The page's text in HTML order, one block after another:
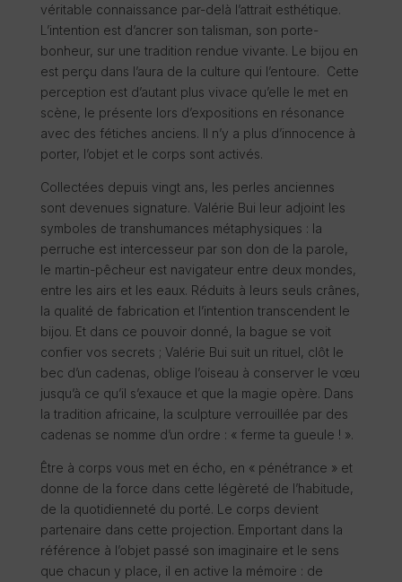
véritable connaissance par-delà l’attrait esthétique.
L’intention est d’ancrer son talisman, son porte-
bonheur, sur une tradition rendue vivante. Le bijou en
est perçu dans l’aura de la culture qui l’entoure. Cette
perception est d’autant plus vivace qu’elle le met en
scène, le présente lors d’expositions en résonance
avec des fétiches anciens. Il n’y a plus d’innocence à
porter, l’objet et le corps sont activés.
Collectées depuis vingt ans, les perles anciennes
sont devenues signature. Valérie Bui leur adjoint les
symboles de transhumances métaphysiques : la
perruche est intercesseur par son don de la parole,
le martin-pêcheur est navigateur entre deux mondes,
entre les airs et les eaux. Réduits à leurs seuls crânes,
la qualité de fabrication et l’intention transcendent le
bijou. Et dans ce pouvoir donné, la bague se voit
confier vos secrets ; Valérie Bui suit un rituel, clôt le
bec d’un cadenas, oblige l’oiseau à conserver le vœu
jusqu’à ce qu’il s’exauce et que la magie opère. Dans
la tradition africaine, la sculpture verrouillée par des
cadenas se nomme d’un ordre : « ferme ta gueule ! ».
Être à corps vous met en écho, en « pénétrance » et
donne de la force dans cette légèreté de l’habitude,
de la quotidienneté du porté. Le corps devient
partenaire dans cette projection. Emportant dans la
référence à l’objet passé son imaginaire et le sens
que chacun y place, il en active la mémoire : de